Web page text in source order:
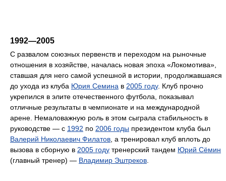
1992—2005
С развалом союзных первенств и переходом на рыночные
отношения в хозяйстве, началась новая эпоха «Локомотива»,
ставшая для него самой успешной в истории, продолжавшаяся
до ухода из клуба Юрия Семина в 2005 году. Клуб прочно
укрепился в элите отечественного футбола, показывал
отличные результаты в чемпионате и на международной
арене. Немаловажную роль в этом сыграла стабильность в
руководстве — с 1992 по 2006 годы президентом клуба был
Валерий Николаевич Филатов , а тренировал клуб вплоть до
вызова в сборную в 2005 году тренерский тандем Юрий Сёмин
(главный тренер) — Владимир Эштреков